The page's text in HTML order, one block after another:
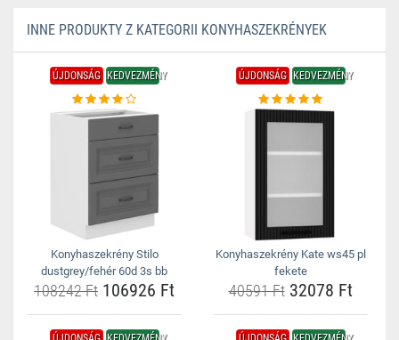
INNE PRODUKTY Z KATEGORII KONYHASZEKRÉNYEK
ÚJDONSÁG KEDVEZMÉNY
Konyhaszekrény Stilo
dustgrey/fehér 60d 3s bb
108242 Ft 106926 Ft
ÚJDONSÁG KEDVEZMÉNY
Konyhaszekrény Kate ws45 pl
fekete
40591 Ft32078 Ft